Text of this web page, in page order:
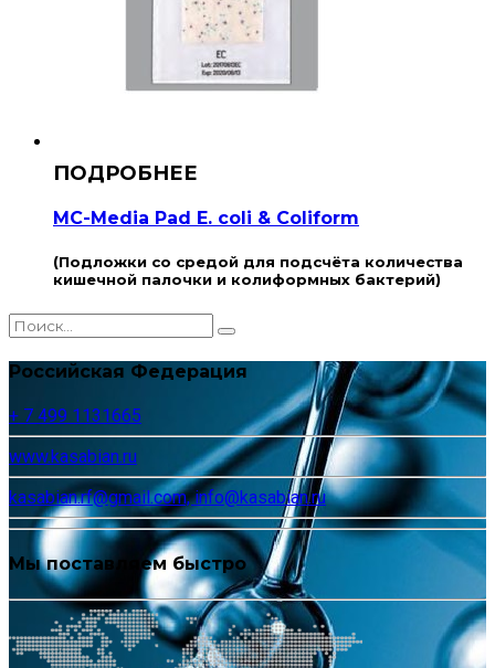
MC-Media Pad E. coli & Coliform
(Подложки со средой для подсчёта количества
кишечной палочки и колиформных бактерий)
Российская Федерация
+ 7 499 1131665
www.kasabian.ru
kasabian.rf@gmail.com, info@kasabian.ru
Мы поставляем быстро